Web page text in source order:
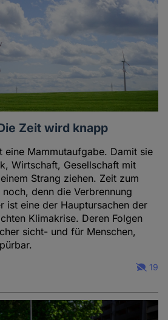
Zeit wird knapp
eine Mammutaufgabe. Damit sie
Wirtschaft, Gesellschaft mit
Strang ziehen. Zeit zum
denn die Verbrennung
ist eine der Hauptursachen der
Klimakrise. Deren Folgen
sicht- und für Menschen,
19